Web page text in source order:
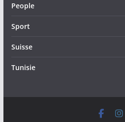
People
Sport
Suisse
Tunisie